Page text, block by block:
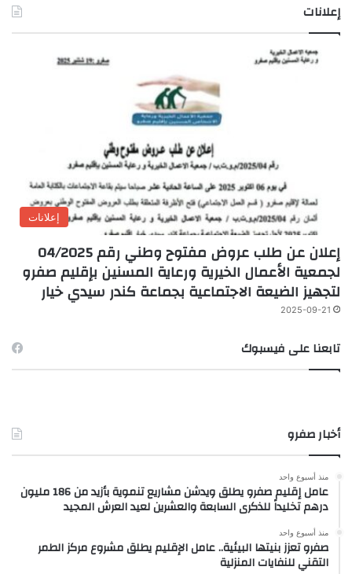
إعلانات
إعلانات
إعلان عن طلب عروض مفتوح وطني رقم 04/2025
لجمعية الأعمال الخيرية ورعاية المسنين بإقليم صفرو
لتجهيز الضيعة الاجتماعية بجماعة كندر سيدي خيار
2025-09-21
تابعنا على فيسبوك
أخبار صفرو
منذ أسبوع واحد
عامل إقليم صفرو يطلق ويدشن مشاريع تنموية بأزيد من 186 مليون
درهم تخليداً للذكرى السابعة والعشرين لعيد العرش المجيد
منذ أسبوع واحد
صفرو تعزز بنيتها البيئية.. عامل الإقليم يطلق مشروع مركز الطمر
التقني للنفايات المنزلية